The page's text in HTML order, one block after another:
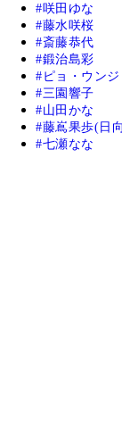
咲田ゆな
藤水咲桜
斎藤恭代
鍛治島彩
ピョ・ウンジ
三園響子
山田かな
藤嶌果歩(日
七瀬なな